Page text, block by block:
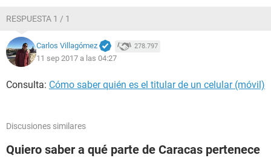
RESPUESTA 1 / 1
Carlos Villagómez 278.797
11 sep 2017 a las 04:27
Consulta: Cómo saber quién es el titular de un celular (móvil)
Discusiones similares
Quiero saber a qué parte de Caracas pertenece